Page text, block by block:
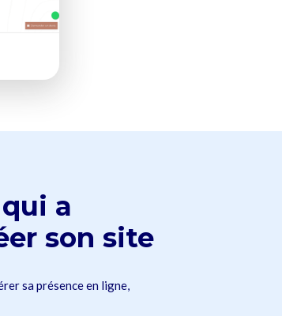
a
son site
sa présence en ligne,